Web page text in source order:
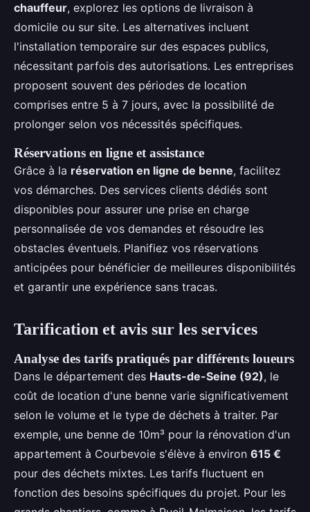
chauffeur, explorez les options de livraison à
domicile ou sur site. Les alternatives incluent
l'installation temporaire sur des espaces publics,
nécessitant parfois des autorisations. Les entreprises
proposent souvent des périodes de location
comprises entre 5 à 7 jours, avec la possibilité de
prolonger selon vos nécessités spécifiques.
Réservations en ligne et assistance
Grâce à la réservation en ligne de benne, facilitez
vos démarches. Des services clients dédiés sont
disponibles pour assurer une prise en charge
personnalisée de vos demandes et résoudre les
obstacles éventuels. Planifiez vos réservations
anticipées pour bénéficier de meilleures disponibilités
et garantir une expérience sans tracas.
Tarification et avis sur les services
Analyse des tarifs pratiqués par différents loueurs
Dans le département des Hauts-de-Seine (92), le
coût de location d'une benne varie significativement
selon le volume et le type de déchets à traiter. Par
exemple, une benne de 10m³ pour la rénovation d'un
appartement à Courbevoie s'élève à environ 615 €
pour des déchets mixtes. Les tarifs fluctuent en
fonction des besoins spécifiques du projet. Pour les